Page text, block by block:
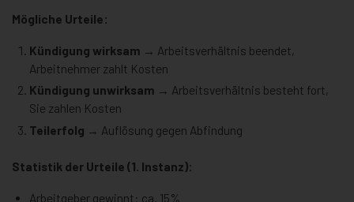
Mögliche Urteile:
Kündigung wirksam → Arbeitsverhältnis beendet,
Arbeitnehmer zahlt Kosten
Kündigung unwirksam → Arbeitsverhältnis besteht fort,
Sie zahlen Kosten
Teilerfolg → Auflösung gegen Abfindung
Statistik der Urteile (1. Instanz):
Arbeitgeber gewinnt: ca. 15%